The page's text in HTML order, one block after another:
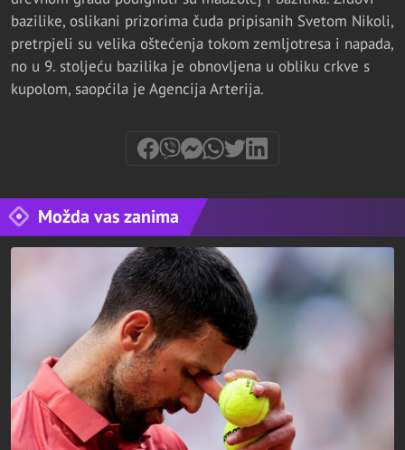
bazilike, oslikani prizorima čuda pripisanih Svetom Nikoli,
pretrpjeli su velika oštećenja tokom zemljotresa i napada,
no u 9. stoljeću bazilika je obnovljena u obliku crkve s
kupolom, saopćila je Agencija Arterija.
Možda vas zanima